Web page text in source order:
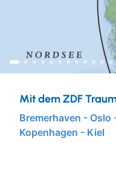
Musicalreisen
Elbphilharmonie
Mein Schiff
Mein Schiff
Mosel
Rhein
Mit dem ZDF
Bremerhaven - Oslo
Kopenhagen - Kiel